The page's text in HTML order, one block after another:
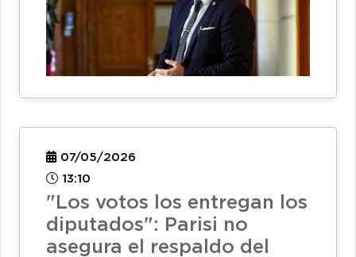
07/05/2026
13:10
"Los votos los entregan los
diputados": Parisi no
asegura el respaldo del